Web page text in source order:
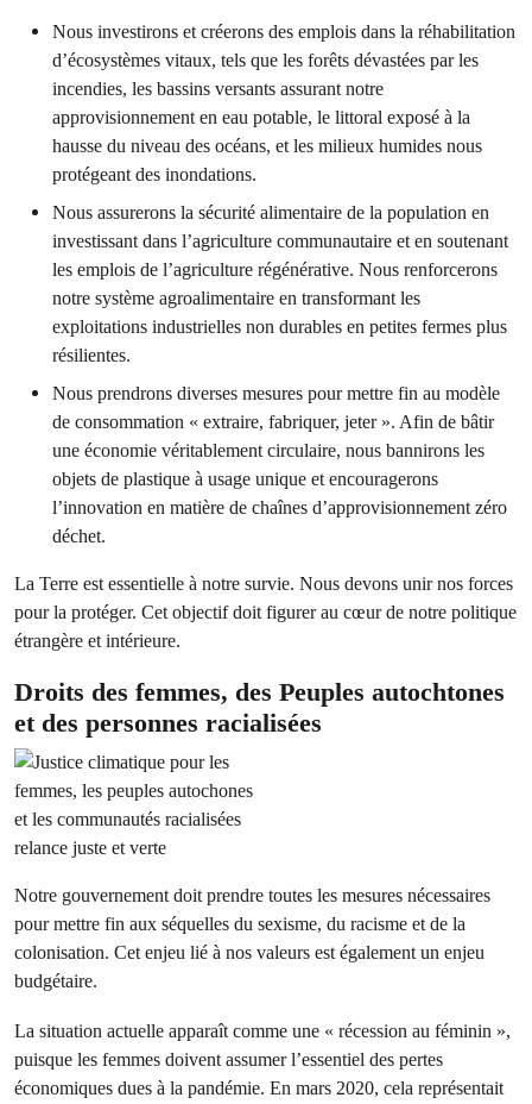
Nous investirons et créerons des emplois dans la réhabilitation
d’écosystèmes vitaux, tels que les forêts dévastées par les
incendies, les bassins versants assurant notre
approvisionnement en eau potable, le littoral exposé à la
hausse du niveau des océans, et les milieux humides nous
protégeant des inondations.
Nous assurerons la sécurité alimentaire de la population en
investissant dans l’agriculture communautaire et en soutenant
les emplois de l’agriculture régénérative. Nous renforcerons
notre système agroalimentaire en transformant les
exploitations industrielles non durables en petites fermes plus
résilientes.
Nous prendrons diverses mesures pour mettre fin au modèle
de consommation « extraire, fabriquer, jeter ». Afin de bâtir
une économie véritablement circulaire, nous bannirons les
objets de plastique à usage unique et encouragerons
l’innovation en matière de chaînes d’approvisionnement zéro
déchet.
La Terre est essentielle à notre survie. Nous devons unir nos forces
pour la protéger. Cet objectif doit figurer au cœur de notre politique
étrangère et intérieure.
Droits des femmes, des Peuples autochtones
et des personnes racialisées
Notre gouvernement doit prendre toutes les mesures nécessaires
pour mettre fin aux séquelles du sexisme, du racisme et de la
colonisation. Cet enjeu lié à nos valeurs est également un enjeu
budgétaire.
La situation actuelle apparaît comme une « récession au féminin »,
puisque les femmes doivent assumer l’essentiel des pertes
économiques dues à la pandémie. En mars 2020, cela représentait